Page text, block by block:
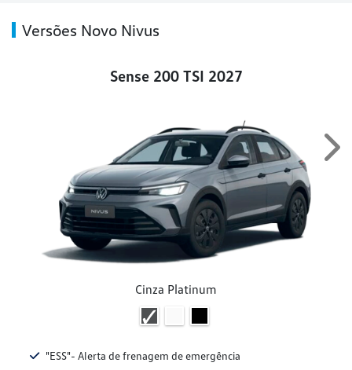
Versões Novo Nivus
Sense 200 TSI 2027
Cinza Platinum
"ESS"- Alerta de frenagem de emergência